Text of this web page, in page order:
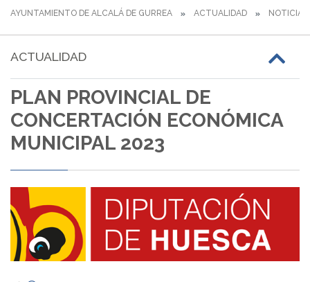
AYUNTAMIENTO DE ALCALÁ DE GURREA ACTUALIDAD NOTICIAS
ACTUALIDAD
PLAN PROVINCIAL DE
CONCERTACIÓN ECONÓMICA
MUNICIPAL 2023